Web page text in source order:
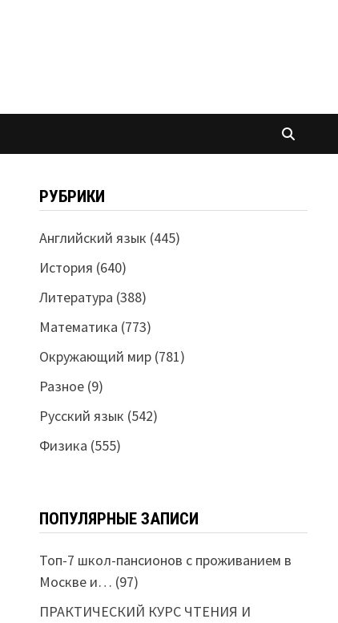
РУБРИКИ
Английский язык (445)
История (640)
Литература (388)
Математика (773)
Окружающий мир(781)
Разное(9)
Русский язык (542)
Физика (555)
ПОПУЛЯРНЫЕ ЗАПИСИ
Топ-7 школ-пансионов с проживанием в
Москве и… (97)
ПРАКТИЧЕСКИЙ КУРС ЧТЕНИЯ И